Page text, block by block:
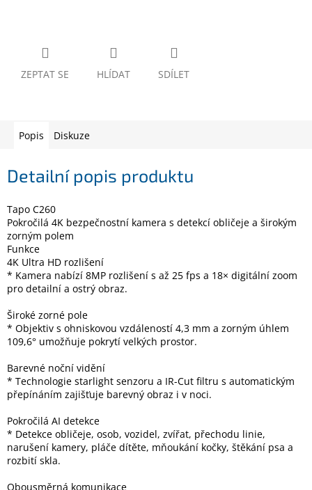
tablety
Dílna
spotřebiče
Počítače
a
notebooky
Domácnost
%
Black
Friday
VÝPRODEJ
zboží
ZEPTAT SE HLÍDAT SDÍLET
Popis Diskuze
Detailní popis produktu
Tapo C260
Pokročilá 4K bezpečnostní kamera s detekcí obličeje a širokým
zorným polem
Funkce
4K Ultra HD rozlišení
* Kamera nabízí 8MP rozlišení s až 25 fps a 18× digitální zoom
pro detailní a ostrý obraz.
Široké zorné pole
* Objektiv s ohniskovou vzdáleností 4,3 mm a zorným úhlem
109,6° umožňuje pokrytí velkých prostor.
Barevné noční vidění
* Technologie starlight senzoru a IR-Cut filtru s automatickým
přepínáním zajišťuje barevný obraz i v noci.
Pokročilá AI detekce
* Detekce obličeje, osob, vozidel, zvířat, přechodu linie,
narušení kamery, pláče dítěte, mňoukání kočky, štěkání psa a
rozbití skla.
Obousměrná komunikace